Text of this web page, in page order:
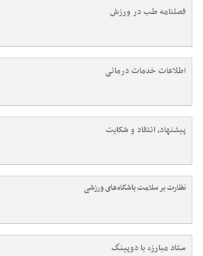
فصلنامه طب در ورزش
اطلاعات خدمات درمانی
پیشنهاد، انتقاد و شکایت
نظارت بر سلامت باشگاه‌های ورزشی
ستاد مبارزه با دوپینگ